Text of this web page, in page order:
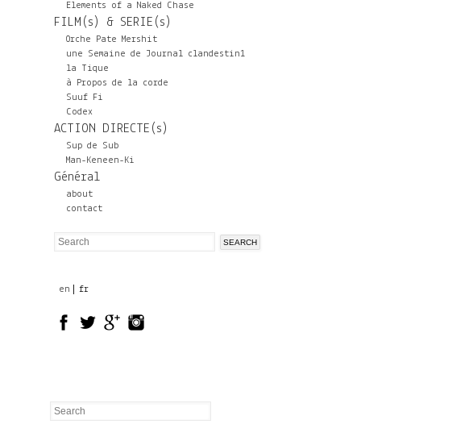
Elements of a Naked Chase
FILM(s) & SERIE(s)
Orche Pate Mershit
une Semaine de Journal clandestin1
la Tique
à Propos de la corde
Suuf Fi
Codex
ACTION DIRECTE(s)
Sup de Sub
Man-Keneen-Ki
Général
about
contact
a
r
S
en fr
Search